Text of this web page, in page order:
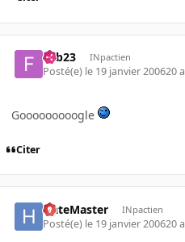
Fab23 INpactien
Posté(e) le 19 janvier 200620 a
Gooooooooogle
Citer
HateMaster INpactien
Posté(e) le 19 janvier 200620 a